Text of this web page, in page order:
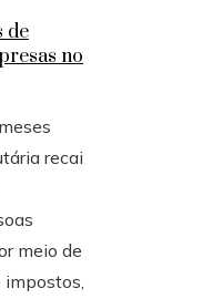
de
no
recai
meio de